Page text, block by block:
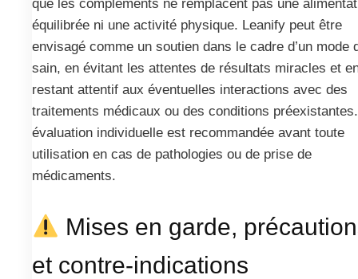
que les compléments ne remplacent pas une
équilibrée ni une activité physique. Leanify peut être
envisagé comme un soutien dans le cadre d’un mode
sain, en évitant les attentes de résultats miracles et
restant attentif aux éventuelles interactions avec des
traitements médicaux ou des conditions
évaluation individuelle est recommandée avant toute
utilisation en cas de pathologies ou de prise de
médicaments.
Mises en garde,
et contre-indications